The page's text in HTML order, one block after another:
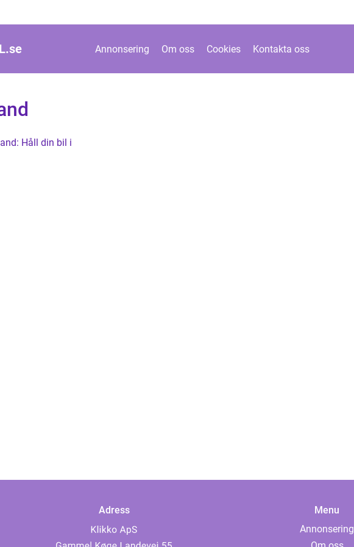
se Annonsering Om oss Cookies Kontakta oss
Håll din bil i
Adress
Menu
Annonsering